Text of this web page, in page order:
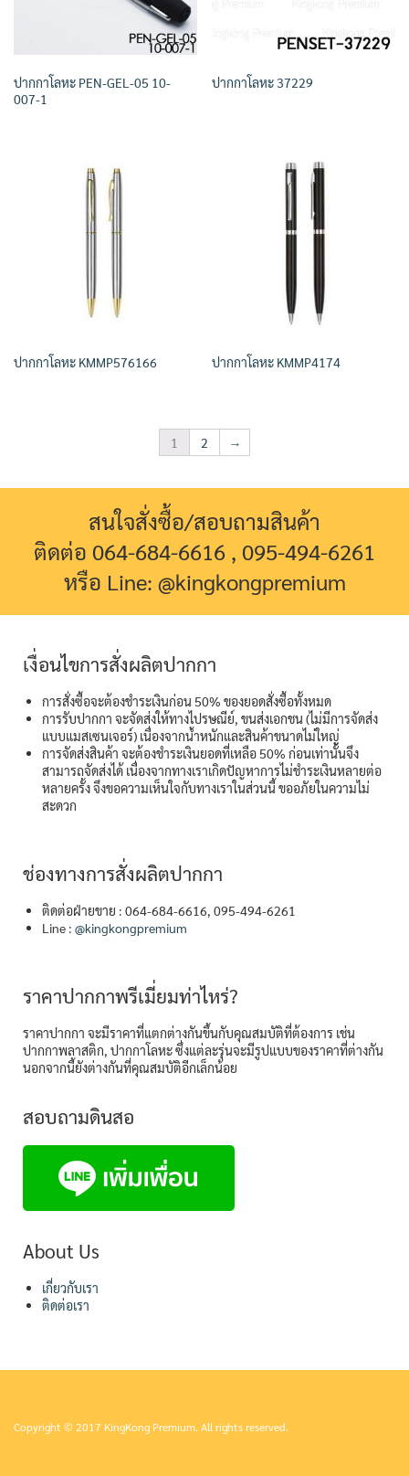
ปากกาโลหะ PEN-GEL-05 10-
007-1
ปากกาโลหะ 37229
ปากกาโลหะ KMMP576166 ปากกาโลหะ KMMP4174
1 2 →
สนใจสั่งซื้อ/สอบถามสินค้า
ติดต่อ 064-684-6616 , 095-494-6261
หรือ Line: @kingkongpremium
เงื่อนไขการสั่งผลิตปากกา
การสั่งซื้อจะต้องชำระเงินก่อน 50% ของยอดสั่งซื้อทั้งหมด
การรับปากกา จะจัดส่งให้ทางไปรษณีย์, ขนส่งเอกชน (ไม่มีการจัดส่ง
แบบแมสเซนเจอร์) เนื่องจากน้ำหนักและสินค้าขนาดไม่ใหญ่
การจัดส่งสินค้า จะต้องชำระเงินยอดที่เหลือ 50% ก่อนเท่านั้นจึง
สามารถจัดส่งได้ เนื่องจากทางเราเกิดปัญหาการไม่ชำระเงินหลายต่อ
หลายครั้ง จึงขอความเห็นใจกับทางเราในส่วนนี้ ขออภัยในความไม่
สะดวก
ช่องทางการสั่งผลิตปากกา
ติดต่อฝ่ายขาย : 064-684-6616, 095-494-6261
Line : @kingkongpremium
ราคาปากกาพรีเมี่ยมท่าไหร่?
ราคาปากกา จะมีราคาที่แตกต่างกันขึ้นกับคุณสมบัติที่ต้องการ เช่น
ปากกาพลาสติก, ปากกาโลหะ ซึ่งแต่ละรุ่นจะมีรูปแบบของราคาที่ต่างกัน
นอกจากนี้ยังต่างกันที่คุณสมบัติอีกเล็กน้อย
สอบถามดินสอ
About Us
เกี่ยวกับเรา
ติดต่อเรา
Copyright © 2017 KingKong Premium. All rights reserved.